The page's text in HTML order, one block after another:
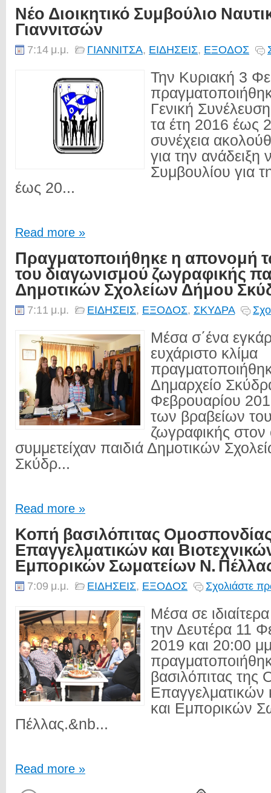
Νέο Διοικητικό Συμβούλιο
Γιαννιτσών
7:14 μ.μ. ΓΙΑΝΝΙΤΣΑ, ΕΙΔΗΣΕΙΣ, ΕΞΟΔΟΣ
Την Κυριακή 3
Γενική
τα έτη 2016 έως
συνέχεια
για την ανάδειξη
Συμβουλίου για
έως 20...
Read more »
Πραγματοποιήθηκε η απονομή
του διαγωνισμού ζωγραφικής
Δημοτικών Σχολείων Δήμου
7:11 μ.μ. ΕΙΔΗΣΕΙΣ, ΕΞΟΔΟΣ, ΣΚΥΔΡΑ
Μέσα σ΄ένα
ευχάριστο κλίμα
Δημαρχείο
Φεβρουαρίου
των βραβείων
ζωγραφικής στον
συμμετείχαν παιδιά Δημοτικών
Σκύδρ...
Read more »
Κοπή βασιλόπιτας
Επαγγελματικών και
Εμπορικών Σωματείων Ν.
7:09 μ.μ. ΕΙΔΗΣΕΙΣ, ΕΞΟΔΟΣ Σχολιάστε
Μέσα σε
την Δευτέρα 11
2019 και 20:00
βασιλόπιτας της
Επαγγελματικών
και Εμπορικών
Πέλλας.&nb...
Read more »